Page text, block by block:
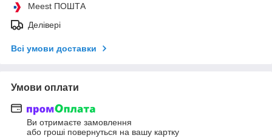
Meest ПОШТА
Делівері
Всі умови доставки
Умови оплати
Ви отримаєте замовлення
або гроші повернуться на вашу картку